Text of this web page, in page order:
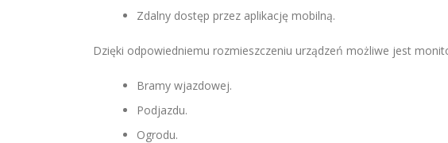
Zdalny dostęp przez aplikację mobilną.
Dzięki odpowiedniemu rozmieszczeniu urządzeń możliwe jest
Bramy wjazdowej.
Podjazdu.
Ogrodu.